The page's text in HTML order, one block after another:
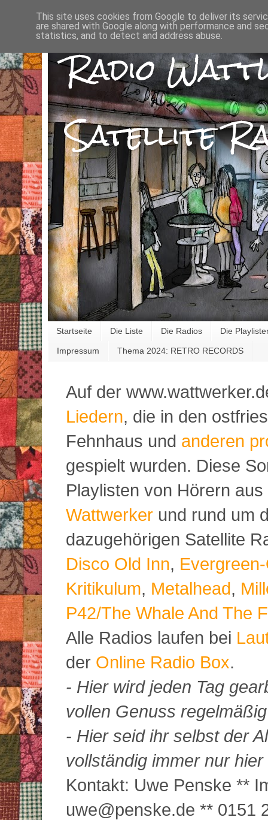
Radio
Satellite
Startseite Die Liste Die Radios Die
Impressum Thema 2024: RETRO RECORDS
Auf der
Liedern, die in den
Fehnhaus und anderen
gespielt wurden. Diese
Playlisten von Hörern
Wattwerker und rund um
dazugehörigen Satellite
Disco Old Inn,
Kritikulum, Metalhead,
P42/The Whale And The
Alle Radios laufen bei
der Online Radio Box.
- Hier wird jeden Tag
vollen Genuss
- Hier seid ihr selbst der
vollständig immer nur
Kontakt: Uwe Penske **
uwe@penske.de ** 0151
This site uses cookies from Google to deliver its
are shared with Google along with performance and
statistics, and to detect and address abuse.